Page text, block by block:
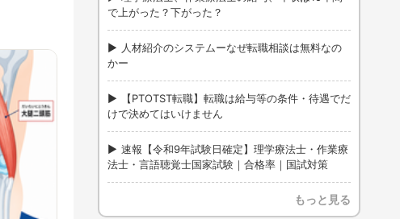
で上がった？下がった？
人材紹介のシステムーなぜ転職相談は無料なの
かー
【PTOTST転職】転職は給与等の条件・待遇でだ
けで決めてはいけません
速報【令和9年試験日確定】理学療法士・作業療
法士・言語聴覚士国家試験｜合格率｜国試対策
もっと見る